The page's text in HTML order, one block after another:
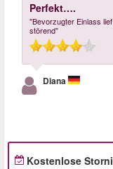
Perfekt….
"Bevorzugter Einlass
störend"
Diana
Kostenlose